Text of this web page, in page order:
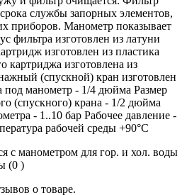
службы запорных элементов,
приборов. Манометр показывает
фильтра изготовлен из латуни
изготовлен из пластика
картриджа изготовлена из
(спускной) кран изготовлен
под манометр - 1/4 дюйма Размер
(спускного) крана - 1/2 дюйма
- 1..10 бар Рабочее давление -
рабочей среды +90°C
с манометром для гор. и хол. воды
(0 )
о товаре.